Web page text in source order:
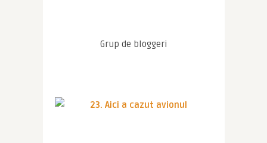
Grup de bloggeri